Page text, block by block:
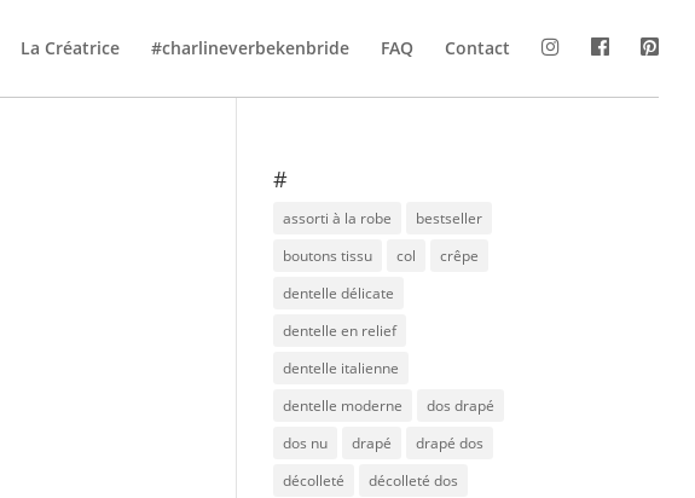
La Créatrice #charlineverbekenbride FAQ Contact
#
assorti à la robe
bestseller
boutons tissu
col
crêpe
dentelle délicate
dentelle en relief
dentelle italienne
dentelle moderne
dos drapé
dos nu
drapé
drapé dos
décolleté
décolleté dos